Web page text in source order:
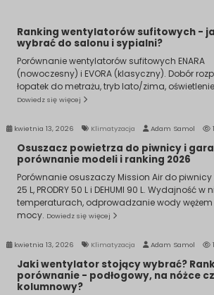
Ranking wentylatorów sufitowych -
wybrać do salonu i sypialni?
Porównanie wentylatorów sufitowych ENARA
(nowoczesny) i EVORA (klasyczny). Dobór
łopatek do metrażu, tryb lato/zima, oświetlenie
Dowiedz się więcej
kwietnia 13, 2026 Klimatyzacja Adam Samol
Osuszacz powietrza do piwnicy i
porównanie modeli i ranking 2026
Porównanie osuszaczy Mission Air do piwnicy -
25 L, PRODRY 50 L i DEHUMI 90 L. Wydajność w
temperaturach, odprowadzanie wody
mocy. Dowiedz się więcej
kwietnia 13, 2026 Klimatyzacja Adam Samol
Jaki wentylator stojący wybrać?
porównanie - podłogowy, na nóżce
kolumnowy?